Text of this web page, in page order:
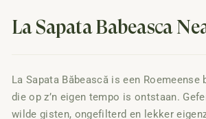
La Sapata Băbească
La Sapata Băbească is een
die op z’n eigen tempo is ontstaan.
wilde gisten, ongefilterd en lekker